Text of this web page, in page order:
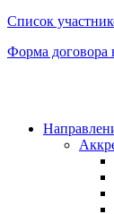
Список
Форма договора